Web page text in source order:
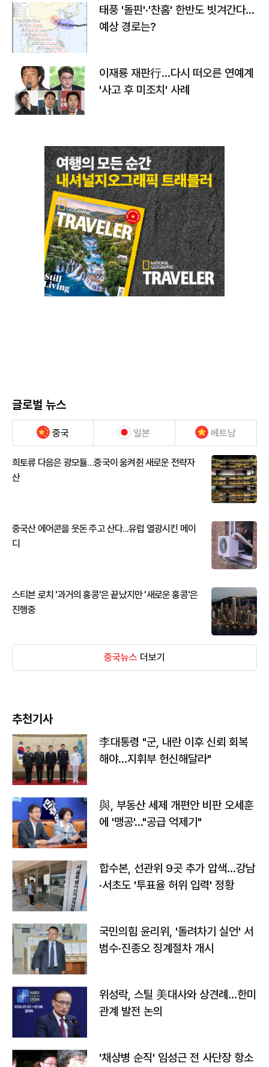
태풍 '돌핀'·'찬홈' 한반도 빗겨간다…
예상 경로는?
이재룡 재판行…다시 떠오른 연예계
'사고 후 미조치' 사례
글로벌 뉴스
중국 일본 베트남
희토류 다음은 광모듈…중국이 움켜쥔 새로운 전략자
산
중국산 에어콘을 웃돈 주고 산다...유럽 열광시킨 메이
디
스티븐 로치 '과거의 홍콩'은 끝났지만 '새로운 홍콩'은
진행중
중국뉴스 더보기
추천기사
李대통령 "군, 내란 이후 신뢰 회복
해야…지휘부 헌신해달라"
與, 부동산 세제 개편안 비판 오세훈
에 '맹공'…"공급 억제기"
합수본, 선관위 9곳 추가 압색…강남
·서초도 '투표율 허위 입력' 정황
국민의힘 윤리위, '돌려차기 실언' 서
범수·진종오 징계절차 개시
위성락, 스틸 美대사와 상견례…한미
관계 발전 논의
'채상병 순직' 임성근 전 사단장 항소